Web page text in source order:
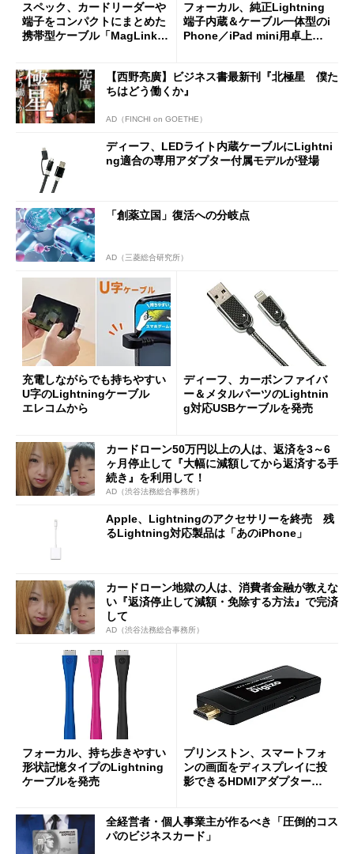
スペック、カードリーダーや
端子をコンパクトにまとめた
携帯型ケーブル「MagLink」
フォーカル、純正Lightning
端子内蔵＆ケーブル一体型のi
Phone／iPad mini用卓上充
【西野亮廣】ビジネス書最新刊『北極星 僕た
ちはどう働くか』
AD（FINCHI on GOETHE）
ディーフ、LEDライト内蔵ケーブルにLightni
ng適合の専用アダプター付属モデルが登場
「創薬立国」復活への分岐点
AD（三菱総合研究所）
充電しながらでも持ちやすい
U字のLightningケーブル
エレコムから
ディーフ、カーボンファイバ
ー＆メタルパーツのLightnin
g対応USBケーブルを発売
カードローン50万円以上の人は、返済を3～6
ヶ月停止して『大幅に減額してから返済する手
続き』を利用して！
AD（渋谷法務総合事務所）
Apple、Lightningのアクセサリーを終売 残
るLightning対応製品は「あのiPhone」
カードローン地獄の人は、消費者金融が教えな
い『返済停止して減額・免除する方法』で完済
して
AD（渋谷法務総合事務所）
フォーカル、持ち歩きやすい
形状記憶タイプのLightning
ケーブルを発売
プリンストン、スマートフォ
ンの画面をディスプレイに投
影できるHDMIアダプター
全経営者・個人事業主が作るべき「圧倒的コス
パのビジネスカード」